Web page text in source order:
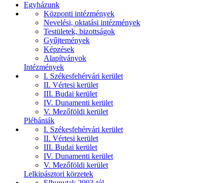
Egyházunk
Központi intézmények
Nevelési, oktatási intézmények
Testületek, bizottságok
Gyűjtemények
Képzések
Alapítványok
Intézmények
I. Székesfehérvári kerület
II. Vértesi kerület
III. Budai kerület
IV. Dunamenti kerület
V. Mezőföldi kerület
Plébániák
I. Székesfehérvári kerület
II. Vértesi kerület
III. Budai kerület
IV. Dunamenti kerület
V. Mezőföldi kerület
Lelkipásztori körzetek